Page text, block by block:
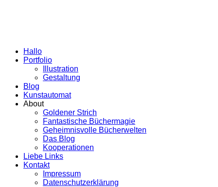
Hallo
Portfolio
Illustration
Gestaltung
Blog
Kunstautomat
About
Goldener Strich
Fantastische Büchermagie
Geheimnisvolle Bücherwelten
Das Blog
Kooperationen
Liebe Links
Kontakt
Impressum
Datenschutzerklärung